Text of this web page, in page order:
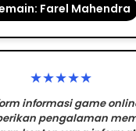
Farel Mahendra
★★★★★
informasi game
pengalaman